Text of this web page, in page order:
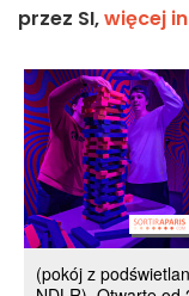
przez SI,więcej